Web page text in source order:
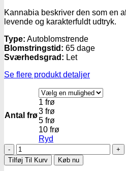
Kannabia beskriver den som en
levende og karakterfuldt udtryk.
Type: Autoblomstrende
Blomstringstid: 65 dage
Sværhedsgrad: Let
Se flere produkt detaljer
Antal frø
1 frø
3 frø
5 frø
10 frø
Ryd
Swiss
Dream
CBD
Tilføj Til Kurv Køb nu